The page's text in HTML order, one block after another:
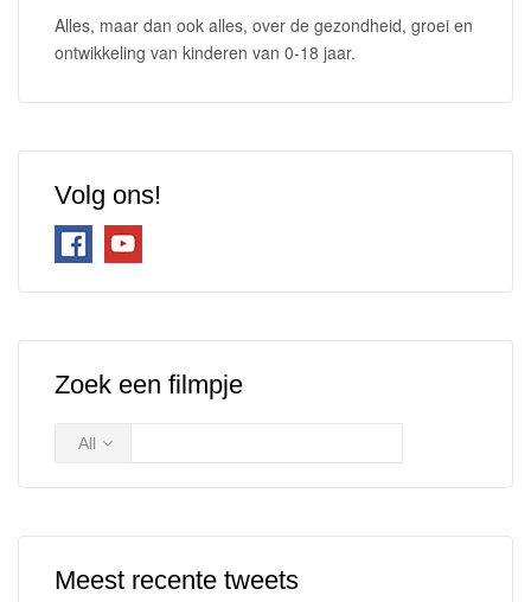
Alles, maar dan ook alles, over de gezondheid, groei en
ontwikkeling van kinderen van 0-18 jaar.
Volg ons!
Zoek een filmpje
All
Meest recente tweets